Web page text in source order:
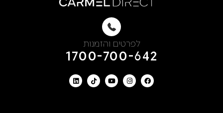
לפרטים והזמנות
1700-700-642